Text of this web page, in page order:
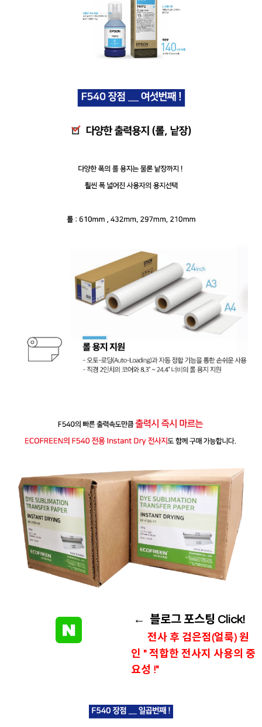
← 블로그 포스팅 Click!
전사 후 검은점(얼룩) 원
인 " 적합한 전사지 사용의 중
요성 !"